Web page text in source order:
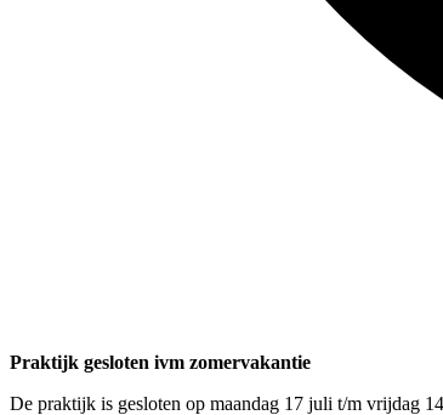
Praktijk gesloten ivm zomervakantie
De praktijk is gesloten op maandag 17 juli t/m vrijdag